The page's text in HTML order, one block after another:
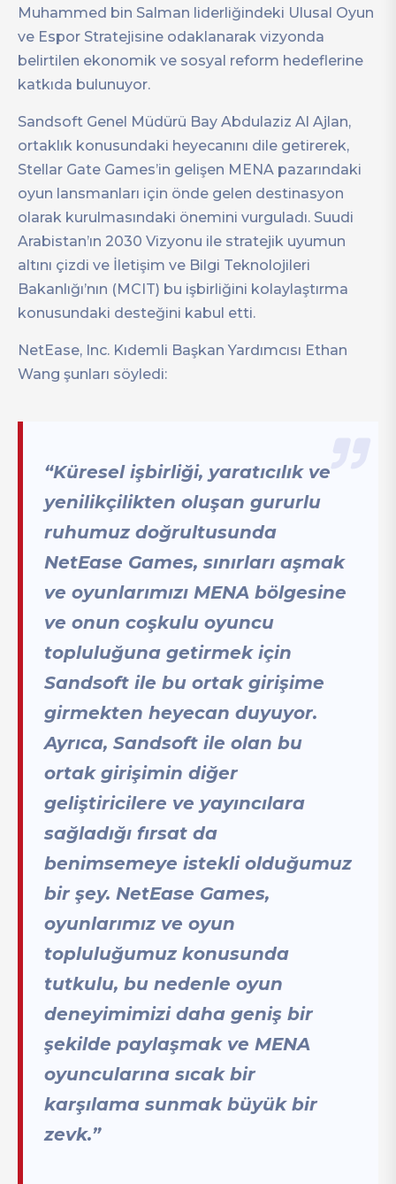
Muhammed bin Salman liderliğindeki Ulusal Oyun
ve Espor Stratejisine odaklanarak vizyonda
belirtilen ekonomik ve sosyal reform hedeflerine
katkıda bulunuyor.
Sandsoft Genel Müdürü Bay Abdulaziz Al Ajlan,
ortaklık konusundaki heyecanını dile getirerek,
Stellar Gate Games’in gelişen MENA pazarındaki
oyun lansmanları için önde gelen destinasyon
olarak kurulmasındaki önemini vurguladı. Suudi
Arabistan’ın 2030 Vizyonu ile stratejik uyumun
altını çizdi ve İletişim ve Bilgi Teknolojileri
Bakanlığı’nın (MCIT) bu işbirliğini kolaylaştırma
konusundaki desteğini kabul etti.
NetEase, Inc. Kıdemli Başkan Yardımcısı Ethan
Wang şunları söyledi:
“Küresel işbirliği, yaratıcılık ve
yenilikçilikten oluşan gururlu
ruhumuz doğrultusunda
NetEase Games, sınırları aşmak
ve oyunlarımızı MENA bölgesine
ve onun coşkulu oyuncu
topluluğuna getirmek için
Sandsoft ile bu ortak girişime
girmekten heyecan duyuyor.
Ayrıca, Sandsoft ile olan bu
ortak girişimin diğer
geliştiricilere ve yayıncılara
sağladığı fırsat da
benimsemeye istekli olduğumuz
bir şey. NetEase Games,
oyunlarımız ve oyun
topluluğumuz konusunda
tutkulu, bu nedenle oyun
deneyimimizi daha geniş bir
şekilde paylaşmak ve MENA
oyuncularına sıcak bir
karşılama sunmak büyük bir
zevk.”